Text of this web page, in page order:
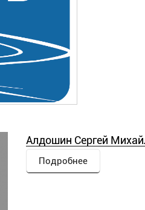
Павловна, м.н.с.
Алдошин Сергей
Подробнее